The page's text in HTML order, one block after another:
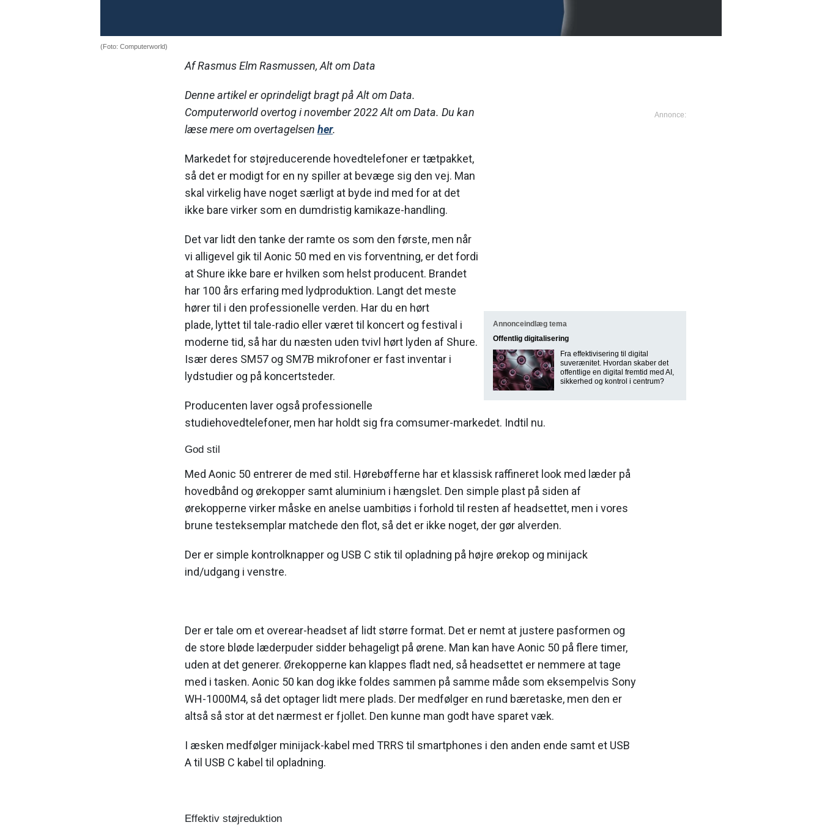
(Foto: Computerworld)
Annonceindlæg tema
Offentlig digitalisering
Fra effektivisering til digital
suverænitet. Hvordan skaber det
offentlige en digital fremtid med AI,
sikkerhed og kontrol i centrum?
Af Rasmus Elm Rasmussen, Alt om Data
Denne artikel er oprindeligt bragt på Alt om Data.
Computerworld overtog i november 2022 Alt om Data. Du kan
læse mere om overtagelsen her.
Markedet for støjreducerende hovedtelefoner er tætpakket,
så det er modigt for en ny spiller at bevæge sig den vej. Man
skal virkelig have noget særligt at byde ind med for at det
ikke bare virker som en dumdristig kamikaze-handling.
Det var lidt den tanke der ramte os som den første, men når
vi alligevel gik til Aonic 50 med en vis forventning, er det fordi
at Shure ikke bare er hvilken som helst producent. Brandet
har 100 års erfaring med lydproduktion. Langt det meste
hører til i den professionelle verden. Har du en hørt
plade, lyttet til tale-radio eller været til koncert og festival i
moderne tid, så har du næsten uden tvivl hørt lyden af Shure.
Især deres SM57 og SM7B mikrofoner er fast inventar i
lydstudier og på koncertsteder.
Producenten laver også professionelle
studiehovedtelefoner, men har holdt sig fra comsumer-markedet. Indtil nu.
God stil
Med Aonic 50 entrerer de med stil. Hørebøfferne har et klassisk raffineret look med læder på
hovedbånd og ørekopper samt aluminium i hængslet. Den simple plast på siden af
ørekopperne virker måske en anelse uambitiøs i forhold til resten af headsettet, men i vores
brune testeksemplar matchede den flot, så det er ikke noget, der gør alverden.
Der er simple kontrolknapper og USB C stik til opladning på højre ørekop og minijack
ind/udgang i venstre.
Der er tale om et overear-headset af lidt større format. Det er nemt at justere pasformen og
de store bløde læderpuder sidder behageligt på ørene. Man kan have Aonic 50 på flere timer,
uden at det generer. Ørekopperne kan klappes fladt ned, så headsettet er nemmere at tage
med i tasken. Aonic 50 kan dog ikke foldes sammen på samme måde som eksempelvis Sony
WH-1000M4, så det optager lidt mere plads. Der medfølger en rund bæretaske, men den er
altså så stor at det nærmest er fjollet. Den kunne man godt have sparet væk.
I æsken medfølger minijack-kabel med TRRS til smartphones i den anden ende samt et USB
A til USB C kabel til opladning.
Effektiv støjreduktion